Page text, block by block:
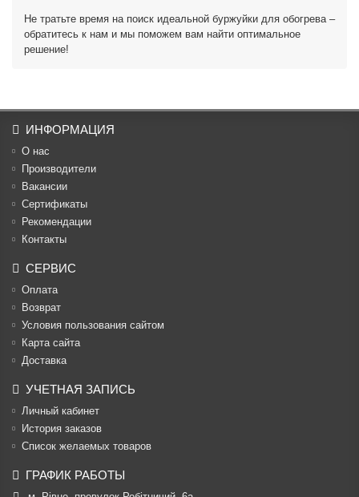
Не тратьте время на поиск идеальной буржуйки для обогрева –
обратитесь к нам и мы поможем вам найти оптимальное
решение!
ИНФОРМАЦИЯ
О нас
Производители
Вакансии
Cертификаты
Рекомендации
Контакты
СЕРВИС
Оплата
Возврат
Условия пользования сайтом
Карта сайта
Доставка
УЧЕТНАЯ ЗАПИСЬ
Личный кабинет
История заказов
Список желаемых товаров
ГРАФИК РАБОТЫ